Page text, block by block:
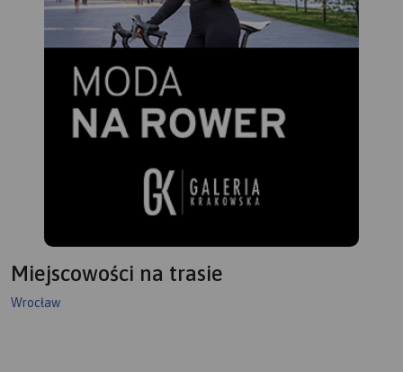
Miejscowości na trasie
Wrocław